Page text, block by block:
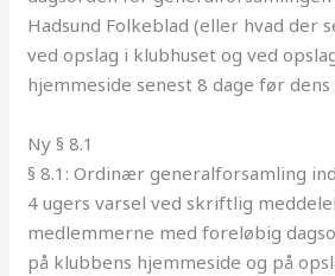
Hadsund Folkeblad (eller hvad der
ved opslag i klubhuset og ved
hjemmeside senest 8 dage før dens
Ny § 8.1
§ 8.1: Ordinærgeneralforsamling
4 ugers varsel ved skriftlig
medlemmerne med foreløbig
på klubbens hjemmeside og på